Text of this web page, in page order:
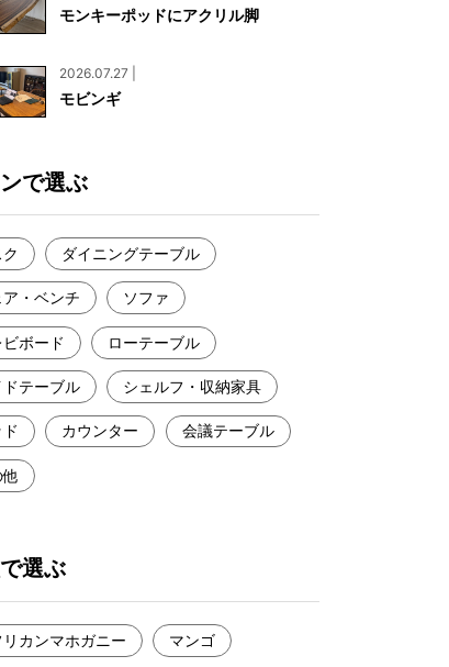
一枚板買い取りに関して
モンキーポッドにアクリル脚
2026.07.27 |
モビンギ
で選ぶ
ダイニングテーブル
・ベンチ ソファ
ボード ローテーブル
テーブル シェルフ・収納家具
カウンター 会議テーブル
選ぶ
リカンマホガニー マンゴ